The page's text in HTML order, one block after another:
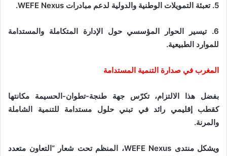
5. تعبئة التمويلات الوطنية والدولية لدعم مبادرات WEFE Nexus.
6. تيسير الحوار المؤسسي حول الإدارة المتكاملة والمستدامة
للموارد الطبيعية.
المغرب في صدارة التنمية المستدامة
بفضل هذا الالتزام، تكرّس جهة طنجة-تطوان-الحسيمة مكانتها
كقطب إقليمي رائد في تبني حلول مستدامة للتنمية الشاملة
والمرنة.
ويشكل منتدى WEFE Nexus، المنظم تحت شعار “التعاون متعدد